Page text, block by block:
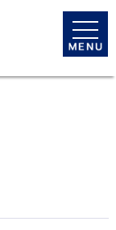
toggle